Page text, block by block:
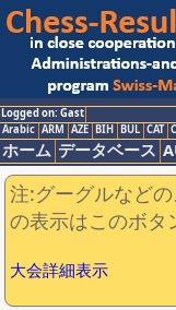
Logged on: Gast
Arabic ARM AZE BIH BUL CAT
ホーム データベース
注:グーグルなど
の表示はこのボタ
大会詳細表示